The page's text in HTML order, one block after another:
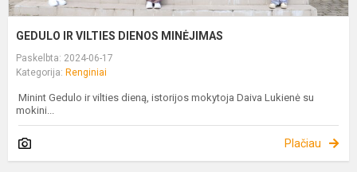
GEDULO IR VILTIES DIENOS MINĖJIMAS
Paskelbta: 2024-06-17
Kategorija: Renginiai
Minint Gedulo ir vilties dieną, istorijos mokytoja Daiva Lukienė su
mokini...
Plačiau